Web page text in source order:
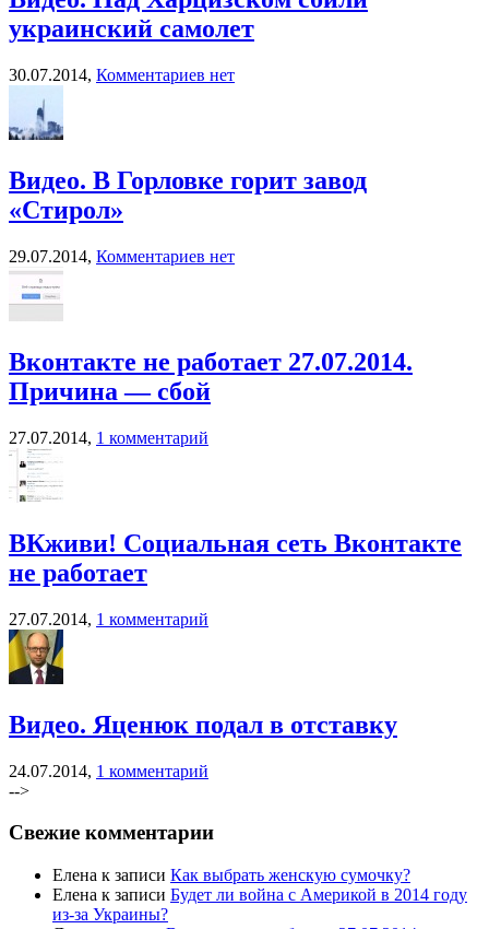
украинский самолет
30.07.2014, Комментариев нет
Видео. В Горловке горит завод
«Стирол»
29.07.2014, Комментариев нет
Вконтакте не работает 27.07.2014.
Причина — сбой
27.07.2014, 1 комментарий
ВКживи! Социальная сеть Вконтакте
не работает
27.07.2014, 1 комментарий
Видео. Яценюк подал в отставку
24.07.2014, 1 комментарий
-->
Свежие комментарии
Елена к записи Как выбрать женскую сумочку?
Елена к записи Будет ли война с Америкой в 2014 году
из-за Украины?